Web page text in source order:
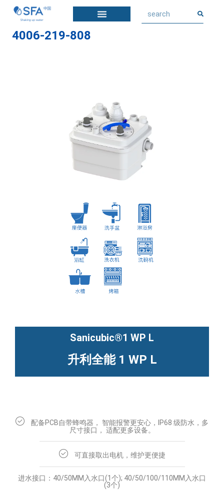
4006-219-808
Sanicubic®1 WP L
升利全能 1 WP L
配备PCB自带蜂鸣器， 智能报警更安心，IP68 级防水，多
尺寸接口， 适配更多设备。
可直接取出电机，维护更便捷
进水接口：40/50MM入水口(1个); 40/50/100/110MM入水口
(3个)